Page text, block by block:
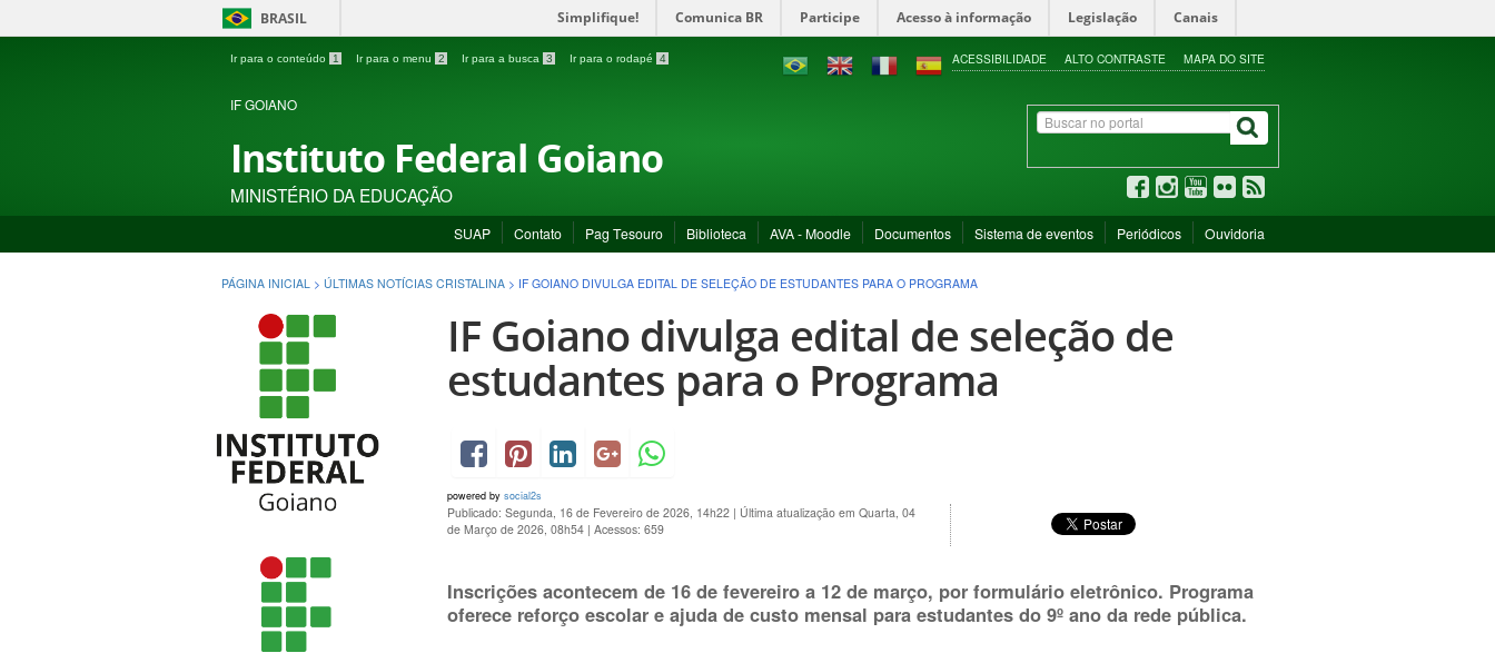
BRASIL Simplifique! Comunica BR Participe Acesso à informação Legislação Canais
Ir para o conteúdo 1 Ir para o menu 2 Ir para a busca 3 Ir para o rodapé 4 ACESSIBILIDADE ALTO CONTRASTE MAPA DO SITE
IF GOIANO
Instituto Federal Goiano
MINISTÉRIO DA EDUCAÇÃO
SUAP Contato Pag Tesouro Biblioteca AVA - Moodle Documentos Sistema de eventos Periódicos Ouvidoria
PÁGINA INICIAL > ÚLTIMAS NOTÍCIAS CRISTALINA > IF GOIANO DIVULGA EDITAL DE SELEÇÃO DE ESTUDANTES PARA O PROGRAMA
IF Goiano divulga edital de seleção de
estudantes para o Programa
powered by social2s
Publicado: Segunda, 16 de Fevereiro de 2026, 14h22 | Última atualização em Quarta, 04
de Março de 2026, 08h54 | Acessos: 659
Inscrições acontecem de 16 de fevereiro a 12 de março, por formulário eletrônico. Programa
oferece reforço escolar e ajuda de custo mensal para estudantes do 9º ano da rede pública.